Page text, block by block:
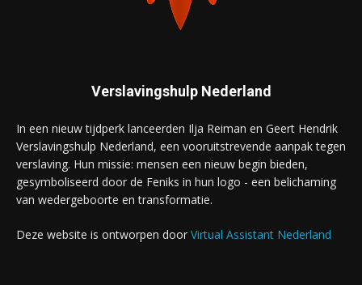
Verslavingshulp Nederland
In een nieuw tijdperk lanceerden Ilja Reiman en Geert Hendrik
Verslavingshulp Nederland, een vooruitstrevende aanpak tegen
verslaving. Hun missie: mensen een nieuw begin bieden,
gesymboliseerd door de Feniks in hun logo - een belichaming
van wedergeboorte en transformatie.
Deze website is ontworpen door Virtual Assistant Nederland